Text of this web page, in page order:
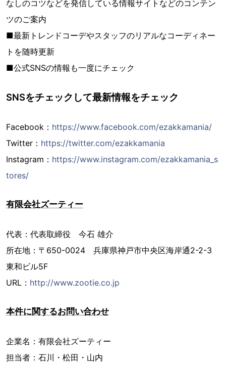
なしのコツなどを発信している情報サイトなどのコンテン
ツのご案内
■最新トレンドコーデやスタッフのリアルなコーディネー
トを随時更新
■公式SNSの情報も一度にチェック
SNSをチェックして最新情報をチェック
Facebook： https://www.facebook.com/ezakkamania/
Twitter： https://twitter.com/ezakkamania
Instagram： https://www.instagram.com/ezakkamania_s
tores/
有限会社ズーティー
代表：代表取締役 今石 雄介
所在地：〒650-0024 兵庫県神戸市中央区海岸通2-2-3
東和ビル5F
URL： http://www.zootie.co.jp
本件に関するお問い合わせ
企業名：有限会社ズーティー
担当者：石川・松田・山内